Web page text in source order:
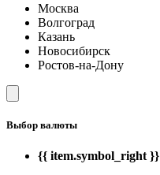
Москва
Волгоград
Казань
Новосибирск
Ростов-на-Дону
Выбор валюты
{{ item.symbol_right }}